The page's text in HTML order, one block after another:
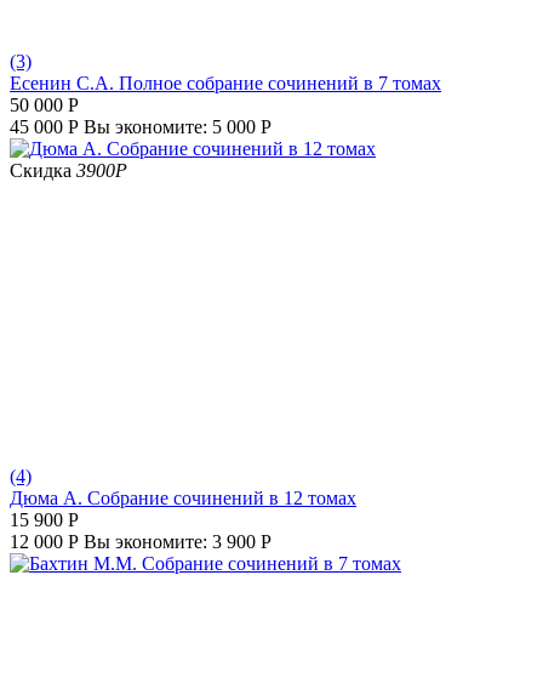
(3)
Есенин С.А. Полное собрание сочинений в 7 томах
50 000 Р
45 000 Р Вы экономите: 5 000 Р
Скидка 3900Р
(4)
Дюма А. Собрание сочинений в 12 томах
15 900 Р
12 000 Р Вы экономите: 3 900 Р